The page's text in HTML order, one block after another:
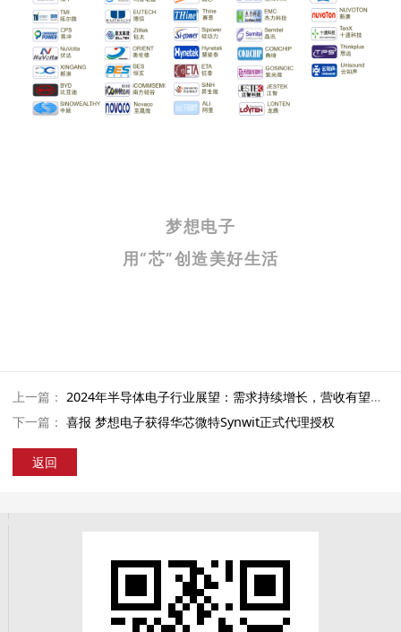
梦想电子
用 “芯”创 造美好生活
上一篇：2024年半导体电子行业展望：需求持续增长，营收有望突破新高
下一篇：喜报 梦想电子获得华芯微特Synwit正式代理授权
返回